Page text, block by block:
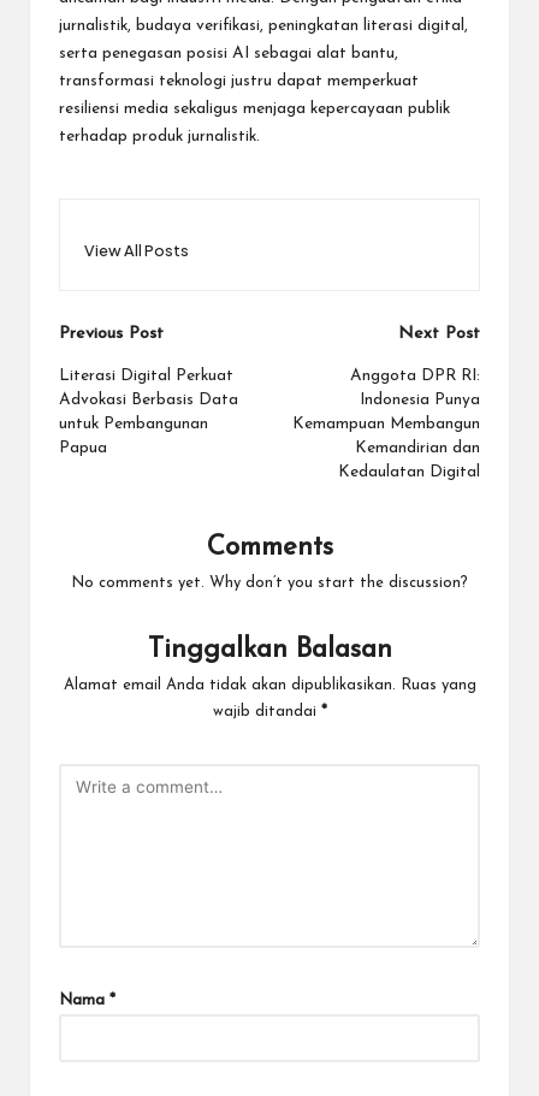
jurnalistik, budaya verifikasi, peningkatan literasi digital,
serta penegasan posisi AI sebagai alat bantu,
transformasi teknologi justru dapat memperkuat
resiliensi media sekaligus menjaga kepercayaan publik
terhadap produk jurnalistik.
View All Posts
Post
navigation
Previous Post
Literasi Digital Perkuat
Advokasi Berbasis Data
untuk Pembangunan
Papua
Next Post
Anggota DPR RI:
Indonesia Punya
Kemampuan Membangun
Kemandirian dan
Kedaulatan Digital
Comments
No comments yet. Why don’t you start the discussion?
Tinggalkan Balasan
Alamat email Anda tidak akan dipublikasikan.
Ruas yang
wajib ditandai *
Nama *